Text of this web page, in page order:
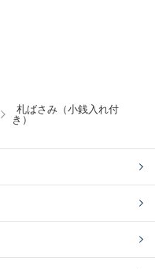
札ばさみ（小銭入れ付
き）